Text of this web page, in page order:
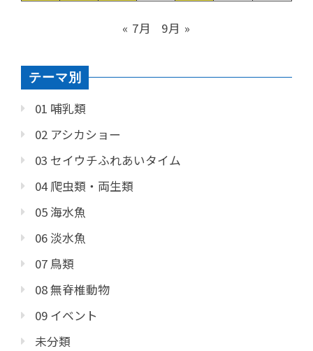
« 7月 9月 »
テーマ別
01 哺乳類
02 アシカショー
03 セイウチふれあいタイム
04 爬虫類・両生類
05 海水魚
06 淡水魚
07 鳥類
08 無脊椎動物
09 イベント
未分類